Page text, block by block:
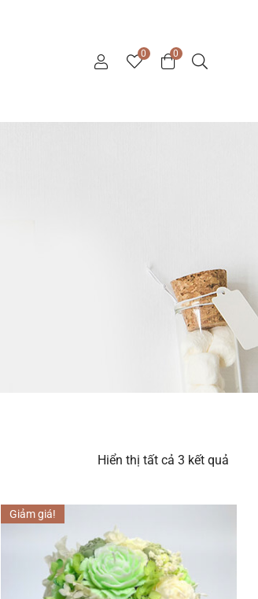
0 0
Hiển thị tất cả 3 kết quả
Giảm giá!